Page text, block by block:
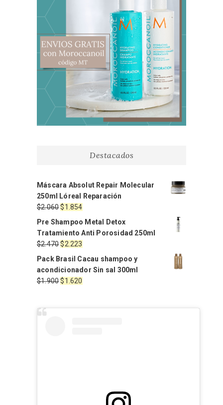
Destacados
Máscara Absolut Repair Molecular
250ml Lóreal Reparación
$2.060El
original
era:
$2.060.
$1.854El
precio
actual
es:
$1.854.
Pre Shampoo Metal Detox
Tratamiento Anti Porosidad 250ml
$2.470El
precio
original
era:
$2.470.
$2.223
actual
es:
$2.223.
Pack Brasil Cacau shampoo y
acondicionador Sin sal 300ml
$1.900El
$1.620